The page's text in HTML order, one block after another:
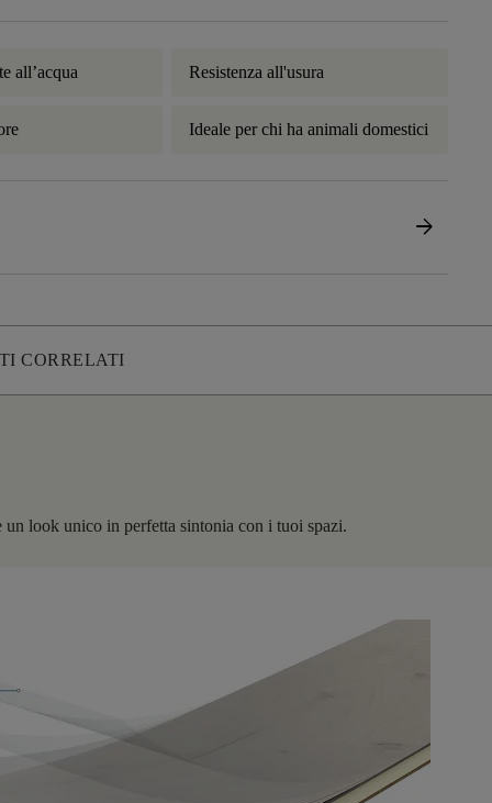
all’acqua Resistenza all'usura
Ideale per chi ha animali domestici
arrow_forward
CORRELATI
look unico in perfetta sintonia con i tuoi spazi.